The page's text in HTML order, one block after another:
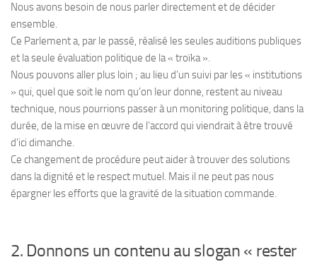
Nous avons besoin de nous parler directement et de décider
ensemble.
Ce Parlement a, par le passé, réalisé les seules auditions publiques
et la seule évaluation politique de la « troïka ».
Nous pouvons aller plus loin ; au lieu d’un suivi par les « institutions
» qui, quel que soit le nom qu’on leur donne, restent au niveau
technique, nous pourrions passer à un monitoring politique, dans la
durée, de la mise en œuvre de l’accord qui viendrait à être trouvé
d’ici dimanche.
Ce changement de procédure peut aider à trouver des solutions
dans la dignité et le respect mutuel. Mais il ne peut pas nous
épargner les efforts que la gravité de la situation commande.
2. Donnons un contenu au slogan « rester